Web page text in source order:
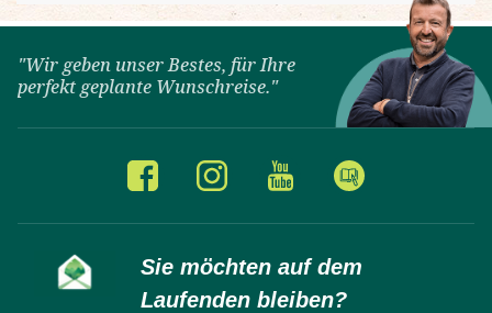
"Wir geben unser Bestes, für Ihre
perfekt geplante Wunschreise."
Sie möchten auf dem
Laufenden bleiben?